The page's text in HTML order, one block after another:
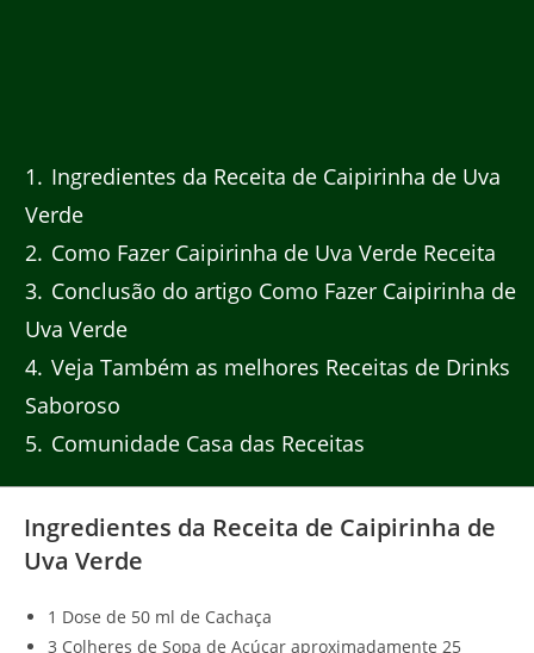
1
Ingredientes da Receita de Caipirinha de Uva
Verde
2 Como Fazer Caipirinha de Uva Verde Receita
3 Conclusão do artigo Como Fazer Caipirinha de
Uva Verde
4 Veja Também as melhores Receitas de Drinks
Saboroso
5 Comunidade Casa das Receitas
Ingredientes da Receita de Caipirinha de
Uva Verde
1 Dose de 50 ml de Cachaça
3 Colheres de Sopa de Açúcar aproximadamente 25